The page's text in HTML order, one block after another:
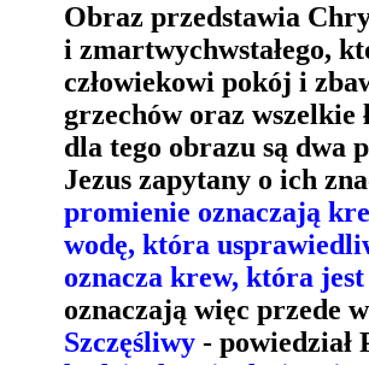
Obraz przedstawia
i zmartwychwstałego,
człowiekowi pokój i
grzechów oraz
dla tego obrazu są dwa
Jezus zapytany o ich
promienie oznaczają
wodę, która
oznacza krew, która
oznaczają więc przede
Szczęśliwy - powiedział